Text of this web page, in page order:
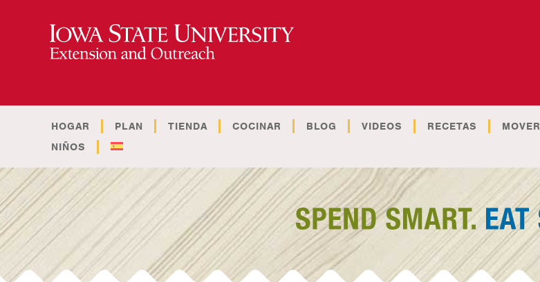
HOGAR PLAN TIENDA COCINAR BLOG VIDEOS RECETAS
MOVER
NIÑOS